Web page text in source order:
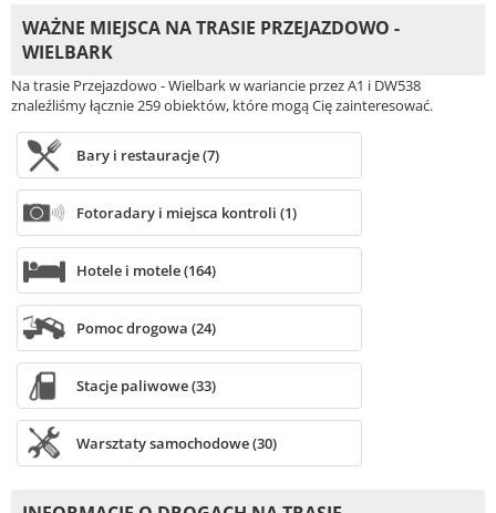
WAŻNE MIEJSCA NA TRASIE PRZEJAZDOWO -
WIELBARK
Na trasie Przejazdowo - Wielbark w wariancie przez A1 i DW538
znaleźliśmy łącznie 259 obiektów, które mogą Cię zainteresować.
Bary i restauracje (7)
Fotoradary i miejsca kontroli (1)
Hotele i motele (164)
Pomoc drogowa (24)
Stacje paliwowe (33)
Warsztaty samochodowe (30)